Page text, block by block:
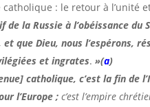
catholique : le retour à
la Russie à l’obéissance du
que Dieu, nous l’espérons,
et ingrates.»(a)
catholique, c’est la fin
l’Europe ;c’est l’empire